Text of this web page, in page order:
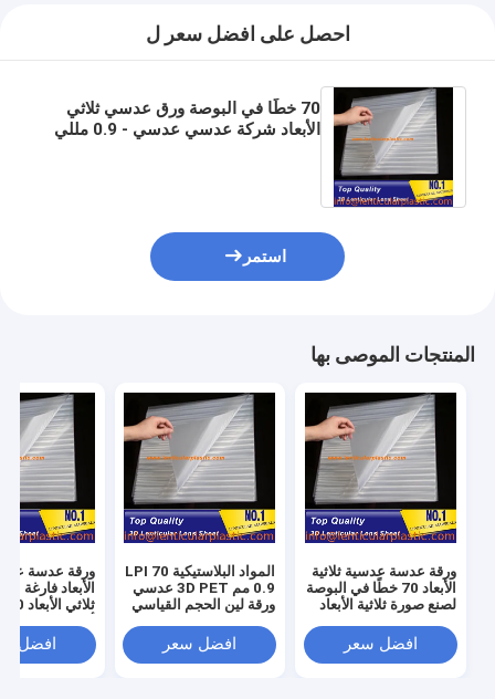
احصل على افضل سعر ل
70 خطًا في البوصة ورق عدسي ثلاثي
الأبعاد شركة عدسي عدسي - 0.9 مللي
استمر
المنتجات الموصى بها
ورقة عدسة عدسية ثلاثية
الأبعاد 70 خطًا في البوصة
لصنع صورة ثلاثية الأبعاد
0.9 مم
افضل سعر
المواد البلاستيكية 70 LPI
0.9 مم 3D PET عدسي
ورقة لين الحجم القياسي
عدسي النافثة للحبر
افضل سعر
ورقة عدسة
سمك 0.9
طباعة الأوفست
افضل